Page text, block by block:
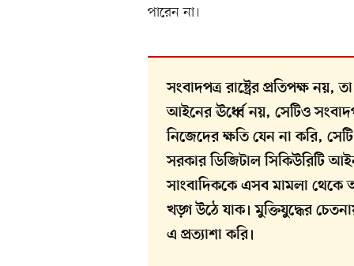
পারেন না।
সংবাদপত্র রাষ্ট্রের প্রতিপক্ষ
আইনের ঊর্ধ্বে নয়, সেটিও
নিজেদের ক্ষতি যেন না করি,
সরকার ডিজিটাল সিকিউরিটি
সাংবাদিককে এসব মামলা থেকে
খড়্গ উঠে যাক। মুক্তিযুদ্ধের
এ প্রত্যাশা করি।